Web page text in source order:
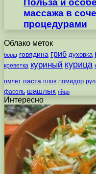
Польза и
массажа в
процедурами
Облако меток
борщ говядина гриб духовка
креветка куриный курица
омлет паста плов помидор
фасоль шашлык яйцо
Интересно